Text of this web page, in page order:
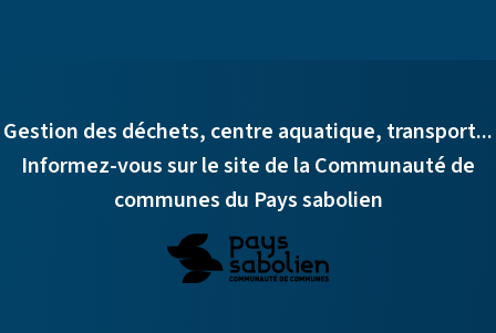
Gestion des déchets, centre aquatique, transport...
Informez-vous sur le site de la Communauté de
communes du Pays sabolien